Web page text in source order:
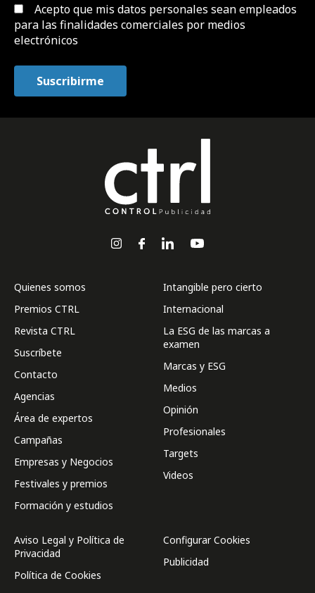
Acepto que mis datos personales sean empleados
para las finalidades comerciales por medios
electrónicos
Quienes somos
Premios CTRL
Revista CTRL
Suscríbete
Contacto
Agencias
Área de expertos
Campañas
Empresas y Negocios
Festivales y premios
Formación y estudios
Intangible pero cierto
Internacional
La ESG de las marcas a
examen
Marcas y ESG
Medios
Opinión
Profesionales
Targets
Videos
Aviso Legal y Política de
Privacidad
Política de Cookies
Configurar Cookies
Publicidad